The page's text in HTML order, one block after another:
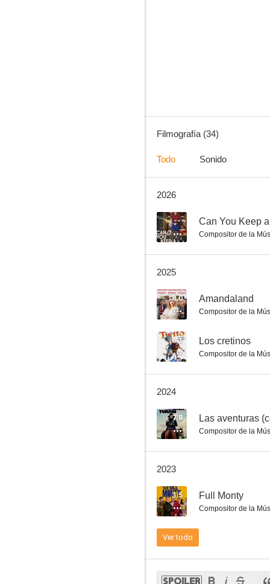
7.3
Bendita paciencia (Breeders)
7.0
6.5
Filmografía (34)
Todo Sonido
2026
-- Can You Keep
Compositor de la
2025
8.0 Amandaland
Compositor de la
6.1 Los cretinos
Compositor de la
2024
7.8
Compositor de la
2023
3.5 Full Monty
Compositor de la
Ver todo